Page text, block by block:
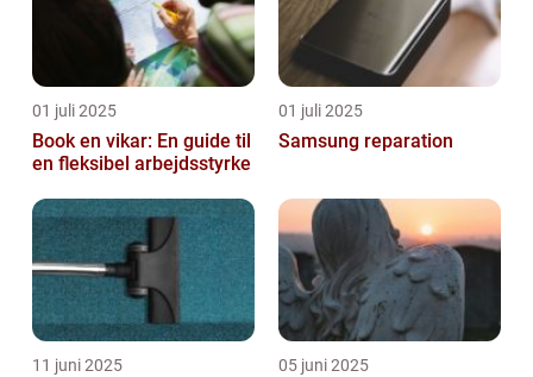
01 juli 2025
Book en vikar: En guide til
en fleksibel arbejdsstyrke
01 juli 2025
Samsung reparation
11 juni 2025 05 juni 2025